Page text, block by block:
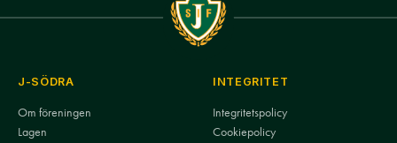
J-SÖDRA
Om föreningen
Lagen
INTEGRITET
Integritetspolicy
Cookiepolicy